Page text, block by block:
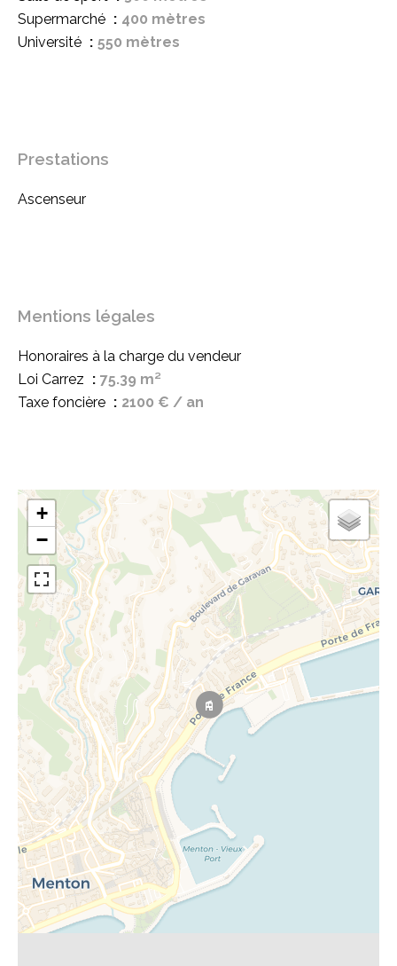
Supermarché
400 mètres
Université
550 mètres
Prestations
Ascenseur
Mentions légales
Honoraires à la charge du vendeur
Loi Carrez
75.39 m²
Taxe foncière
2100 € / an
+
−